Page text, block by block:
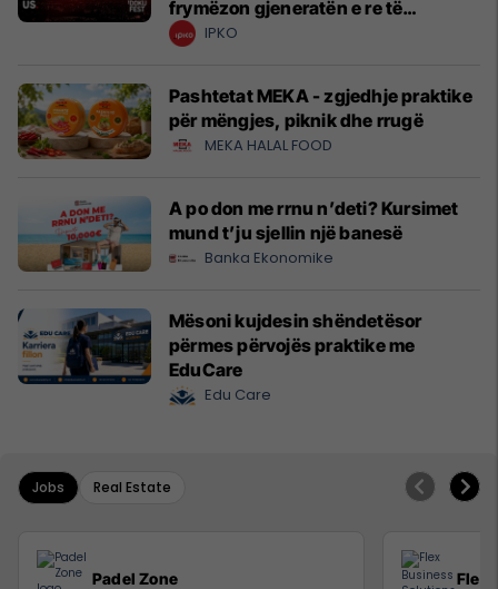
frymëzon gjeneratën e re të
krijuesve
IPKO
Pashtetat MEKA - zgjedhje praktike
për mëngjes, piknik dhe rrugë
MEKA HALAL FOOD
A po don me rrnu n’deti? Kursimet
mund t’ju sjellin një banesë
Banka Ekonomike
Mësoni kujdesin shëndetësor
përmes përvojës praktike me
EduCare
Edu Care
Jobs Real Estate
Padel Zone Flex